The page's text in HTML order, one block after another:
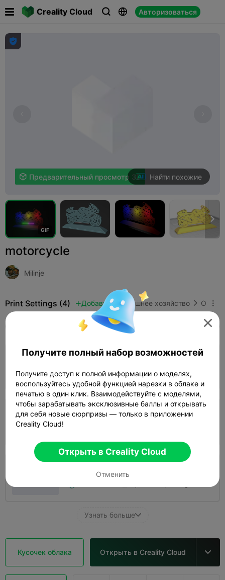
Creality Cloud   Авторизоваться

 Предварительный просмотр 3D Найти похожие
GIF

motorcycle
Milinje
Print Settings (4)  Добавить Домашнее хозяйство  
K2 Plus K2 Pro
0.2mm layer, 2 walls, 15% infill
 57m 14s  1 plates  18.48g
0.2mm layer, 2 walls, 15% infill
Узнать больше
Кусочек облака Открыть в Creality Cloud 

Получите полный набор возможностей
Получите доступ к полной информации о моделях,
воспользуйтесь удобной функцией нарезки в облаке и
печатью в один клик. Взаимодействуйте с моделями,
чтобы зарабатывать эксклюзивные баллы и открывать
для себя новые сюрпризы — только в приложении
Creality Cloud!
Открыть в Creality Cloud
Отменить